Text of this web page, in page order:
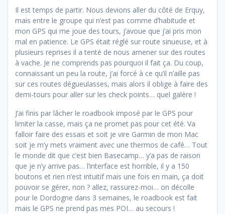
Il est temps de partir. Nous devions aller du côté de Erquy,
mais entre le groupe qui n’est pas comme d’habitude et
mon GPS qui me joue des tours, j’avoue que j’ai pris mon
mal en patience. Le GPS était réglé sur route sinueuse, et à
plusieurs reprises il a tenté de nous amener sur des routes
à vache. Je ne comprends pas pourquoi il fait ça. Du coup,
connaissant un peu la route, j’ai forcé à ce qu’il n’aille pas
sur ces routes dégueulasses, mais alors il oblige à faire des
demi-tours pour aller sur les check points… quel galère !
J’ai finis par lâcher le roadbook imposé par le GPS pour
limiter la casse, mais ça ne promet pas pour cet été. Va
falloir faire des essais et soit je vire Garmin de mon Mac
soit je m’y mets vraiment avec une thermos de café… Tout
le monde dit que c’est bien Basecamp… y’a pas de raison
que je n’y arrive pas… l’interface est horrible, il y a 150
boutons et rien n’est intuitif mais une fois en main, ça doit
pouvoir se gérer, non ? allez, rassurez-moi… on décolle
pour le Dordogne dans 3 semaines, le roadbook est fait
mais le GPS ne prend pas mes POI… au secours !